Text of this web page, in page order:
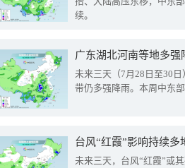
续。
广东湖北河南等地多
未来三天（7月28日至30
带仍多强降雨。本周中东
台风“红霞”影响持续
未来三天，台风“红霞”或